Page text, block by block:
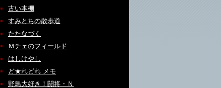
古い本棚
すみとちの散歩道
たたなづく
Ｍチェのフィールド
はしけやし
ど★れどれ メモ
野鳥大好き！闘将・Ｎ